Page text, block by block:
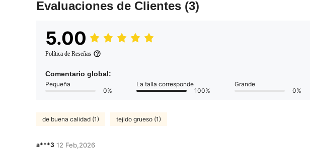
Evaluaciones de Clientes (3)
5.00
Política de Reseñas
Comentario global:
Pequeña
0%
La talla corresponde
100%
Grande
0%
de buena calidad (1) tejido grueso (1)
a***3 12 Feb,2026